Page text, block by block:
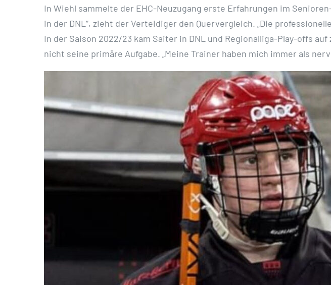
In Wiehl sammelte der EHC-Neuzugang erste Erfahrungen im
in der DNL“, zieht der Verteidiger den Quervergleich. „Die
In der Saison 2022/23 kam Saiter in DNL und Regionalliga-Play-offs
nicht seine primäre Aufgabe. „Meine Trainer haben mich immer als